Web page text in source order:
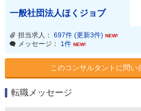
一般社団法人ほくジョブ
担当求人： 697件 (更新3件) NEW!
メッセージ： 1件 NEW!
このコンサルタントに問い
転職メッセージ